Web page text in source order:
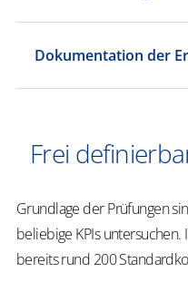
Dokumentation der
Frei
Grundlage der Prüfungen
beliebige KPIs
bereits rund 200